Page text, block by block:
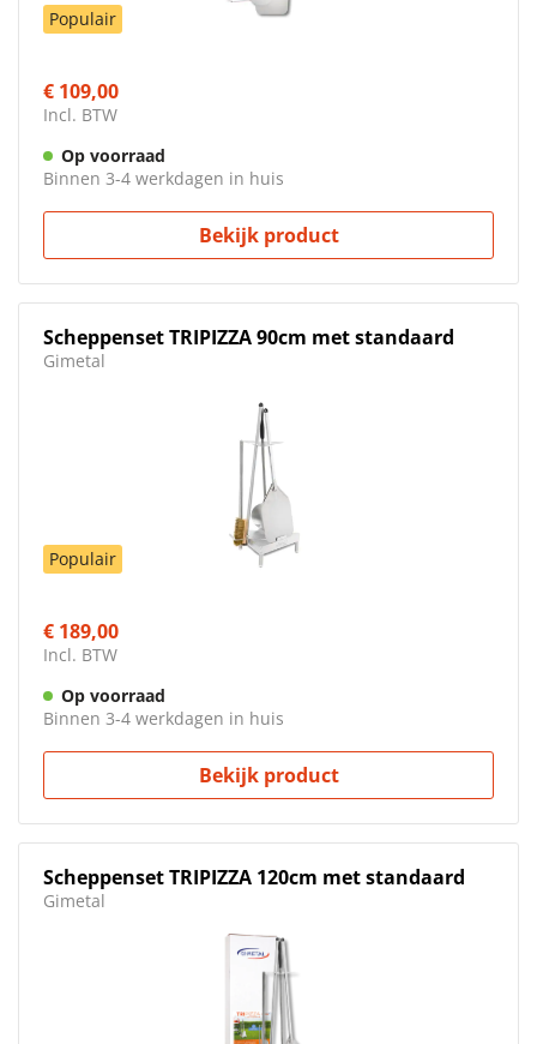
Populair
€ 109,00
Incl. BTW
Op voorraad
Binnen 3-4 werkdagen in huis
Bekijk product
Scheppenset TRIPIZZA 90cm met standaard
Gimetal
Populair
€ 189,00
Incl. BTW
Op voorraad
Binnen 3-4 werkdagen in huis
Bekijk product
Scheppenset TRIPIZZA 120cm met standaard
Gimetal